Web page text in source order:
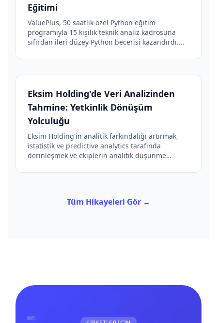
Eğitimi
ValuePlus, 50 saatlik özel Python eğitim
programıyla 15 kişilik teknik analiz kadrosuna
sıfırdan ileri düzey Python becerisi kazandırdı.
verimliliğinde ciddi artış sağlandı.
Eksim Holding'de Veri Analizinden
Tahmine: Yetkinlik Dönüşüm
Yolculuğu
Eksim Holding'in analitik farkındalığı artırmak,
istatistik ve predictive analytics tarafında
derinleşmek ve ekiplerin analitik düşünme
hibrit programın başarı hikayesi.
Tüm Hikayeleri Gör →